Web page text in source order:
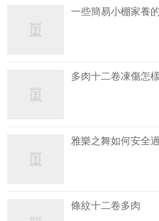
一些簡易小棚家養
多肉十二卷凍傷怎
雅樂之舞如何安全
條紋十二卷多肉